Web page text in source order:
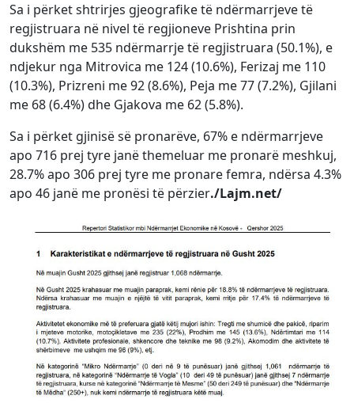
Sa i përket shtrirjes gjeografike të ndërmarrjeve të
regjistruara në nivel të regjioneve Prishtina prin
dukshëm me 535 ndërmarrje të regjistruara (50.1%), e
ndjekur nga Mitrovica me 124 (10.6%), Ferizaj me 110
(10.3%), Prizreni me 92 (8.6%), Peja me 77 (7.2%), Gjilani
me 68 (6.4%) dhe Gjakova me 62 (5.8%).
Sa i përket gjinisë së pronarëve, 67% e ndërmarrjeve
apo 716 prej tyre janë themeluar me pronarë meshkuj,
28.7% apo 306 prej tyre me pronare femra, ndërsa 4.3%
apo 46 janë me pronësi të përzier./Lajm.net/